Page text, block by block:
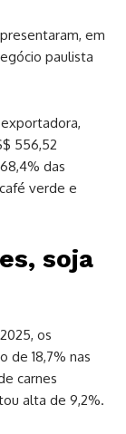
em
paulista
556,52
das
verde e
soja
os
de 18,7% nas
carnes
alta de 9,2%.